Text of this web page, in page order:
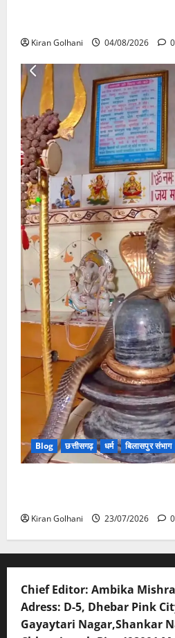
Kiran Golhani 04/08/2026 0
Blog छत्तीसगढ़ धर्म बिलासपुर संभाग
Kiran Golhani 23/07/2026 0
Chief Editor: Ambika Mishra
Adress: D-5, Dhebar Pink
Gayaytari Nagar,Shankar